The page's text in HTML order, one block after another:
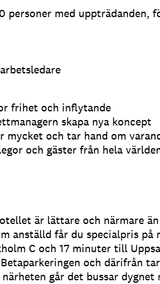
med uppträdanden,
frihet och inflytande
skapa nya koncept
och tar hand om
och gäster från hela
är lättare och närmare
anställd får du specialpris på
C och 17 minuter till
och därifrån
går det bussar